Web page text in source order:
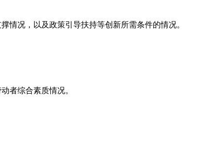
况，以及政策引导扶持等创新所需条件的情况。
者综合素质情况。